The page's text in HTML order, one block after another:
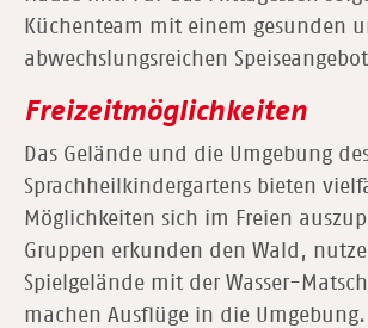
Küchenteam mit einem gesunden
abwechslungsreichen
Freizeitmöglichkeiten
Das Gelände und die Umgebung
Sprachheilkindergartens bieten
Möglichkeiten sich im Freien
Gruppen erkunden den Wald,
Spielgelände mit der Wasser-
machen Ausflüge in die Umgebung.